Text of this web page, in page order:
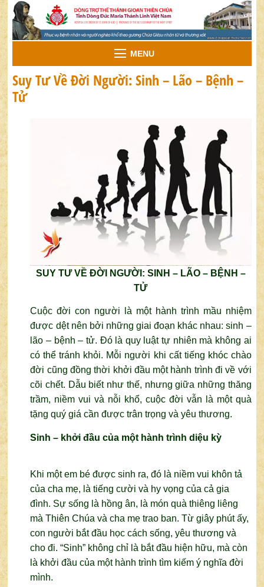
MENU
Suy Tư Về Đời Người: Sinh – Lão – Bệnh –
Tử
SUY TƯ VỀ ĐỜI NGƯỜI: SINH – LÃO – BỆNH –
TỬ
Cuộc đời con người là một hành trình mầu nhiệm
được dệt nên bởi những giai đoạn khác nhau: sinh –
lão – bệnh – tử. Đó là quy luật tự nhiên mà không ai
có thể tránh khỏi. Mỗi người khi cất tiếng khóc chào
đời cũng đồng thời khởi đầu một hành trình đi về với
cõi chết. Dẫu biết như thế, nhưng giữa những thăng
trầm, niềm vui và nỗi khổ, cuộc đời vẫn là một quà
tặng quý giá cần được trân trọng và yêu thương.
Sinh – khởi đầu của một hành trình diệu kỳ
Khi một em bé được sinh ra, đó là niềm vui khôn tả
của cha mẹ, là tiếng cười và hy vọng của cả gia
đình. Sự sống là hồng ân, là món quà thiêng liêng
mà Thiên Chúa và cha mẹ trao ban. Từ giây phút ấy,
con người bắt đầu học cách sống, yêu thương và
cho đi.“Sinh” không chỉ là bắt đầu hiện hữu, mà còn
là khởi đầu của một hành trình tìm kiếm ý nghĩa đời
mình.